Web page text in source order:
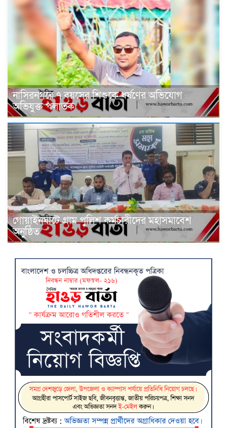
নাসিরনগরে ৭ বয়সের শিশুকে ধর্ষণের অভিযোগ
অভিযুক্ত পলাতক
গোয়াইনঘাটে গ্রাম পুলিশ কর্মচারীদের মহাসমাবেশ
অনুষ্ঠিত